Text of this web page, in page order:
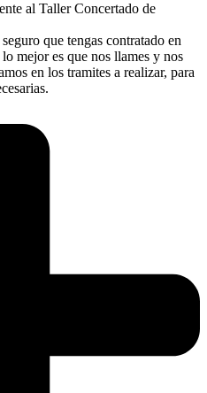
al Taller Concertado de
que tengas contratado en
mejor es que nos llames y nos
en los tramites a realizar, para